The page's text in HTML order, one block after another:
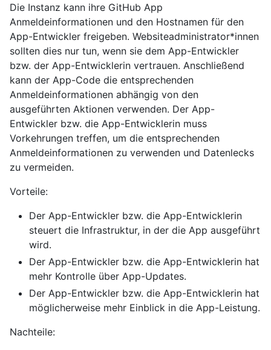
Die Instanz kann ihre GitHub App
Anmeldeinformationen und den Hostnamen für den
App-Entwickler freigeben. Websiteadministrator*innen
sollten dies nur tun, wenn sie dem App-Entwickler
bzw. der App-Entwicklerin vertrauen. Anschließend
kann der App-Code die entsprechenden
Anmeldeinformationen abhängig von den
ausgeführten Aktionen verwenden. Der App-
Entwickler bzw. die App-Entwicklerin muss
Vorkehrungen treffen, um die entsprechenden
Anmeldeinformationen zu verwenden und Datenlecks
zu vermeiden.
Vorteile:
Der App-Entwickler bzw. die App-Entwicklerin
steuert die Infrastruktur, in der die App ausgeführt
wird.
Der App-Entwickler bzw. die App-Entwicklerin hat
mehr Kontrolle über App-Updates.
Der App-Entwickler bzw. die App-Entwicklerin hat
möglicherweise mehr Einblick in die App-Leistung.
Nachteile: